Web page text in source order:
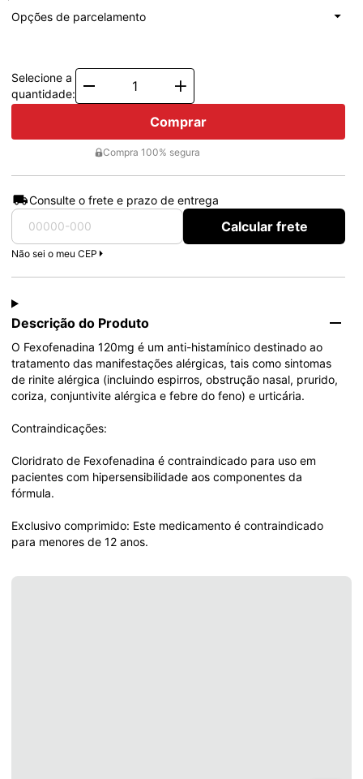
Opções de parcelamento
à vistaR$ 9,99
Total: R$ 9,99
Selecione a
quantidade:
Comprar
Compra 100% segura
Consulte o frete e prazo de entrega
Calcular frete
Não sei o meu CEP
Descrição do Produto
O Fexofenadina 120mg é um anti-histamínico destinado ao
tratamento das manifestações alérgicas, tais como sintomas
de rinite alérgica (incluindo espirros, obstrução nasal, prurido,
coriza, conjuntivite alérgica e febre do feno) e urticária.
Contraindicações:
Cloridrato de Fexofenadina é contraindicado para uso em
pacientes com hipersensibilidade aos componentes da
fórmula.
Exclusivo comprimido: Este medicamento é contraindicado
para menores de 12 anos.